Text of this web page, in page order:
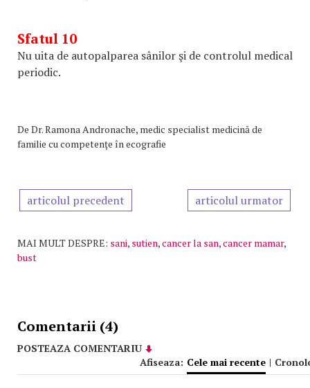
Sfatul 10
Nu uita de autopalparea sânilor şi de controlul medical
periodic.
De Dr. Ramona Andronache, medic specialist medicină de
familie cu competenţe în ecografie
articolul precedent articolul urmator
MAI MULT DESPRE: sani, sutien,cancer la san,cancer mamar,
bust
Comentarii (4)
POSTEAZA COMENTARIU
Afiseaza: Cele mai recente |